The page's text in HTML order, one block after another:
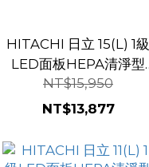
HITACHI 日立 15(L) 1級
LED面板HEPA清淨型
APP除濕機 RD-300HC
金韻綠
NT$15,950
NT$13,877